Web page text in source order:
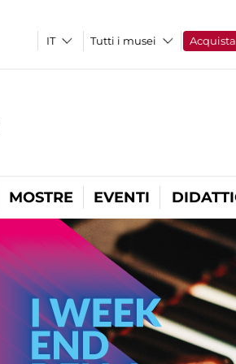
Tutti i musei Acquista
MOSTRE EVENTI